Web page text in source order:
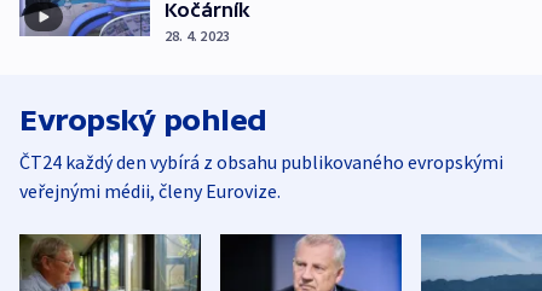
Kočárník
28. 4. 2023
Evropský pohled
ČT24 každý den vybírá z obsahu publikovaného evropskými
veřejnými médii, členy Eurovize.